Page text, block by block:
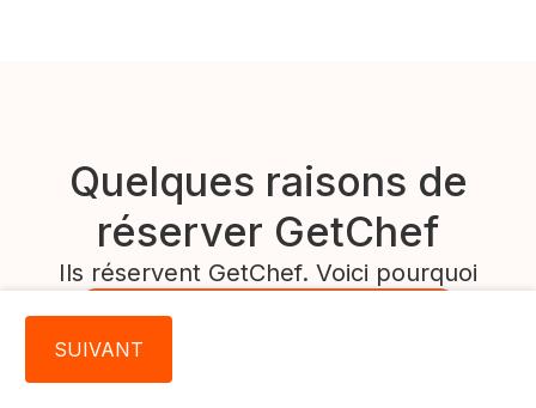
Quelques raisons de
réserver GetChef
Ils réservent GetChef. Voici pourquoi
Découvrez votre chef local
SUIVANT